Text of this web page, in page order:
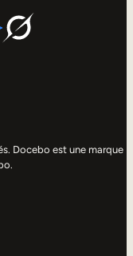
Docebo est une marque